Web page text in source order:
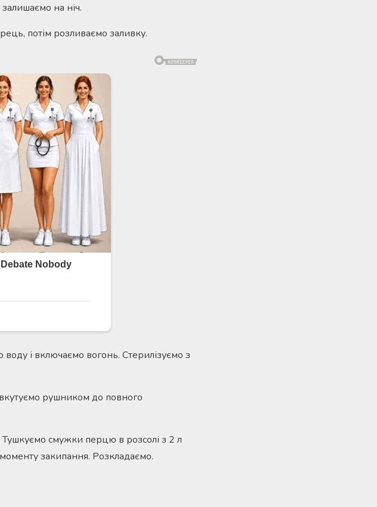
на ніч.
потім розливаємо заливку.
і включаємо вогонь. Стерилізуємо з
рушником до повного
смужки перцю в розсолі з 2 л
закипання. Розкладаємо.